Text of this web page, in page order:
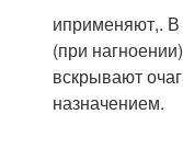
иприменяют,. В
(при
вскрывают
назначением.